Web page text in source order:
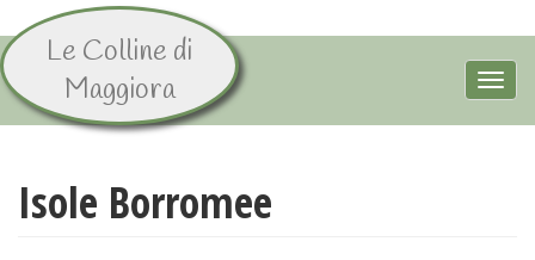
Salta
al
contenuto
principale
Le Colline di
Maggiora
Isole Borromee